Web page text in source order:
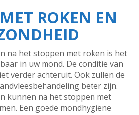
ROKEN EN
na het stoppen met roken is het
in uw mond. De conditie van
verder achteruit. Ook zullen de
beter zijn.
kunnen na het stoppen met
Een goede mondhygiëne